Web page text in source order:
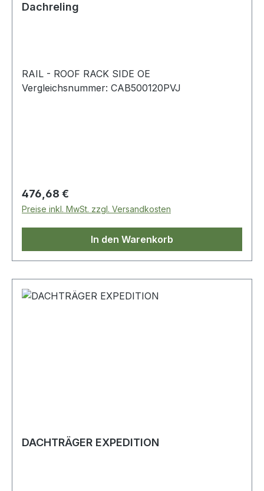
Dachreling
RAIL - ROOF RACK SIDE OE
Vergleichsnummer: CAB500120PVJ
Regulärer Preis:
476,68 €
Preise inkl. MwSt. zzgl. Versandkosten
In den Warenkorb
DACHTRÄGER EXPEDITION